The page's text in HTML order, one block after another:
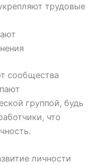
трудовые
сообщества
группой, будь
что
личности